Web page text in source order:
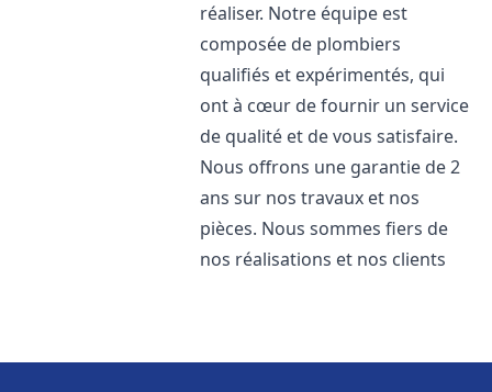
réaliser. Notre équipe est
composée de plombiers
qualifiés et expérimentés, qui
ont à cœur de fournir un service
de qualité et de vous satisfaire.
Nous offrons une garantie de 2
ans sur nos travaux et nos
pièces. Nous sommes fiers de
nos réalisations et nos clients